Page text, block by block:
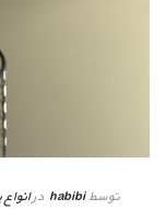
توسط habibi در